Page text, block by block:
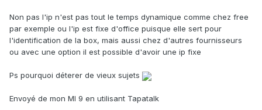
Non pas l'ip n'est pas tout le temps dynamique comme chez free
par exemple ou l'ip est fixe d'office puisque elle sert pour
l'identification de la box, mais aussi chez d'autres fournisseurs
ou avec une option il est possible d'avoir une ip fixe
Ps pourquoi déterer de vieux sujets
Envoyé de mon MI 9 en utilisant Tapatalk